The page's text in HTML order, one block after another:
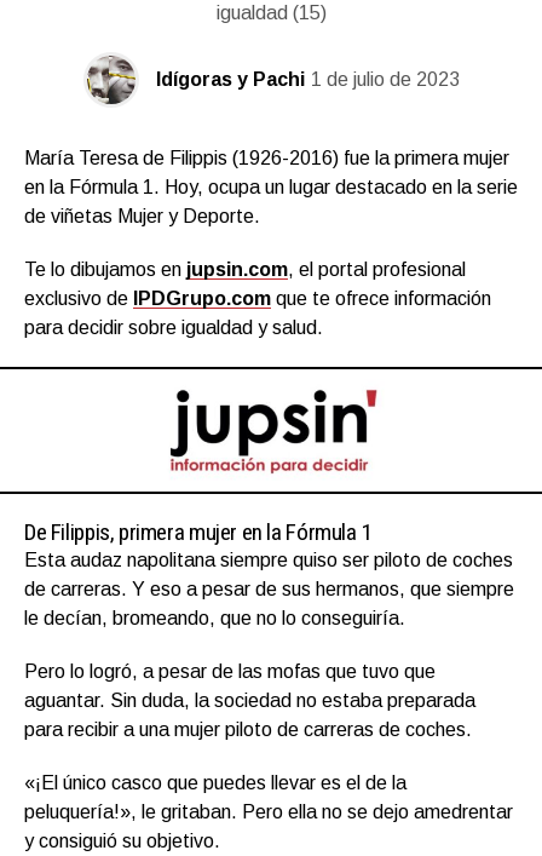
igualdad (15)
Idígoras y Pachi 1 de julio de 2023
María Teresa de Filippis (1926-2016) fue la primera mujer
en la Fórmula 1. Hoy, ocupa un lugar destacado en la serie
de viñetas Mujer y Deporte.
Te lo dibujamos en jupsin.com, el portal profesional
exclusivo de
IPDGrupo.com que te ofrece información
para decidir sobre igualdad y salud.
De Filippis, primera mujer en la Fórmula 1
Esta audaz napolitana siempre quiso ser piloto de coches
de carreras. Y eso a pesar de sus hermanos, que siempre
le decían, bromeando, que no lo conseguiría.
Pero lo logró, a pesar de las mofas que tuvo que
aguantar. Sin duda, la sociedad no estaba preparada
para recibir a una mujer piloto de carreras de coches.
«¡El único casco que puedes llevar es el de la
peluquería!», le gritaban. Pero ella no se dejo amedrentar
y consiguió su objetivo.